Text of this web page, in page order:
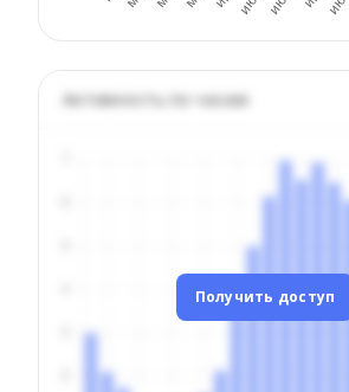
Активность по часам
Получить доступ